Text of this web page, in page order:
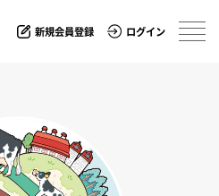
新規会員登録 ログイン